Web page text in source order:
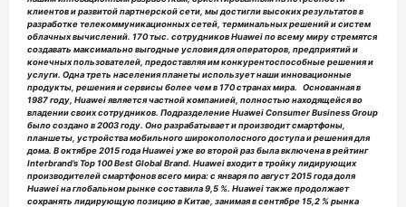
клиентов и развитой партнерской сети, мы достигли высоких результатов в
разработке телекоммуникационных сетей, терминальных решений и систем
облачных вычислений. 170 тыс. сотрудников Huawei по всему миру стремятся
создавать максимально выгодные условия для операторов, предприятий и
конечных пользователей, предоставляя им конкурентоспособные решения и
услуги. Одна треть населения планеты использует наши инновационные
продукты, решения и сервисы более чем в 170 странах мира. Основанная в
1987 году, Huawei является частной компанией, полностью находящейся во
владении своих сотрудников. Подразделение Huawei Consumer Business Group
было создано в 2003 году. Оно разрабатывает и производит смартфоны,
планшеты, устройства мобильного широкополосного доступа и решения для
дома. В октябре 2015 года Huawei уже во второй раз была включена в рейтинг
Interbrand’s Top 100 Best Global Brand. Huawei входит в тройку лидирующих
производителей смартфонов всего мира: с января по август 2015 года доля
Huawei на глобальном рынке составила 9,5 %. Huawei также продолжает
сохранять лидирующую позицию в Китае, занимая в сентябре 15,2 % рынка